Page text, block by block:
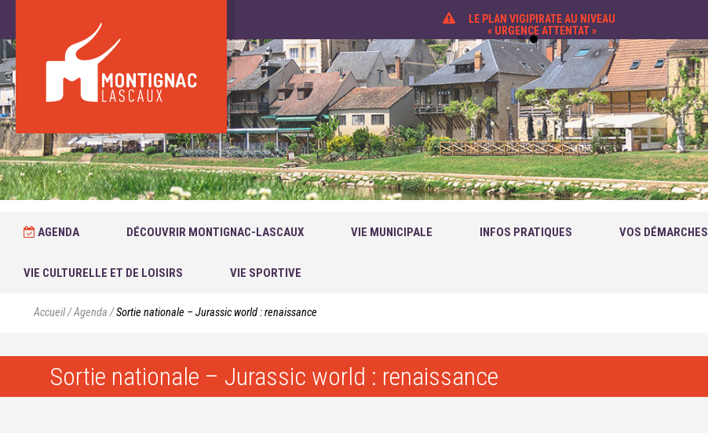
LE PLAN VIGIPIRATE AU NIVEAU
« URGENCE ATTENTAT »
AGENDA DÉCOUVRIR MONTIGNAC-LASCAUX VIE MUNICIPALE INFOS PRATIQUES VOS DÉMARCHES
VIE CULTURELLE ET DE LOISIRS VIE SPORTIVE
Accueil/Agenda /Sortie nationale – Jurassic world : renaissance
Sortie nationale – Jurassic world : renaissance